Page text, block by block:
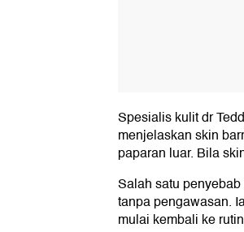
Spesialis kulit dr
menjelaskan skin
paparan luar. Bila
Salah satu
tanpa pengawasan.
mulai kembali ke